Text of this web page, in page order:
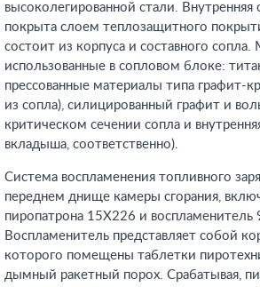
высоколегированной стали. Внутренняя
покрыта слоем теплозащитного
состоит из корпуса и составного
использованные в сопловом блоке:
прессованные материалы типа графит-
из сопла), силицированный графит и
критическом сечении сопла и
вкладыша, соответственно).
Система воспламенения топливного
переднем днище камеры сгорания,
пиропатрона 15Х226 и воспламенитель
Воспламенитель представляет собой
которого помещены таблетки
дымный ракетный порох. Срабатывая,